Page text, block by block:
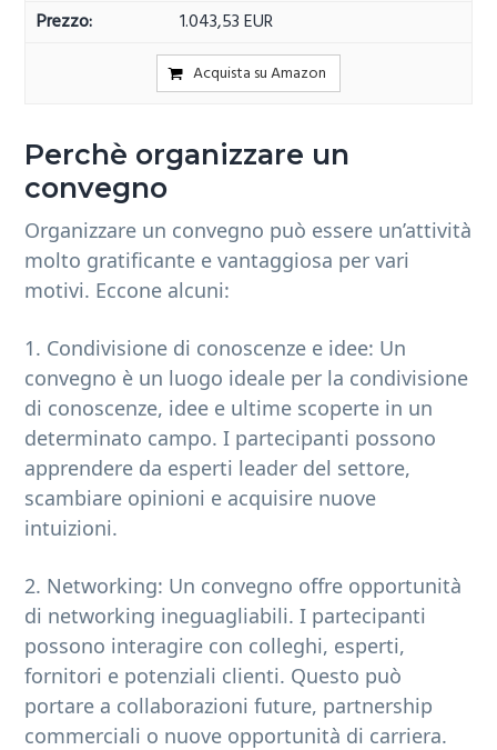
1.043,53 EUR
Acquista su Amazon
Perchè organizzare un
convegno
Organizzare un convegno può essere un’attività
molto gratificante e vantaggiosa per vari
motivi. Eccone alcuni:
1. Condivisione di conoscenze e idee: Un
convegno è un luogo ideale per la condivisione
di conoscenze, idee e ultime scoperte in un
determinato campo. I partecipanti possono
apprendere da esperti leader del settore,
scambiare opinioni e acquisire nuove
intuizioni.
2. Networking: Un convegno offre opportunità
di networking ineguagliabili. I partecipanti
possono interagire con colleghi, esperti,
fornitori e potenziali clienti. Questo può
portare a collaborazioni future, partnership
commerciali o nuove opportunità di carriera.